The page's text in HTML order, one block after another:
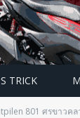
TRICK
801 ศรขาวค